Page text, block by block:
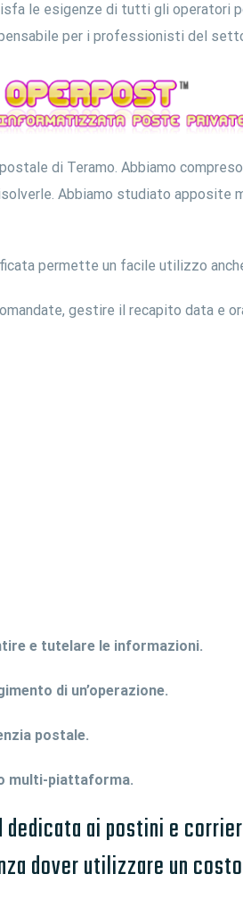
le esigenze di tutti gli operatori
per i professionisti del
di Teramo. Abbiamo
Abbiamo studiato
permette un facile utilizzo
gestire il recapito data e
e tutelare le informazioni.
di un’operazione.
postale.
multi-piattaforma.
dedicata ai postini e
dover utilizzare un